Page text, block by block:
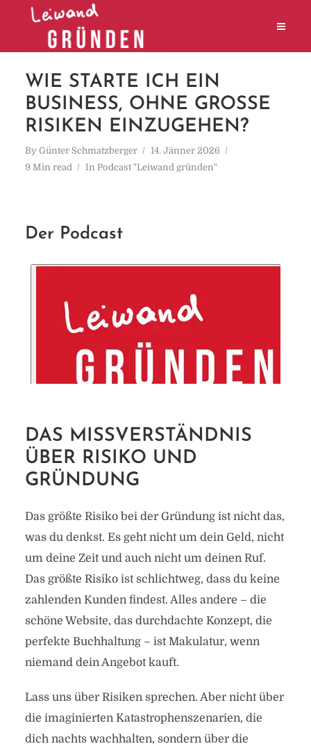
WIE STARTE ICH EIN
BUSINESS, OHNE GROSSE R
ISIKEN EINZUGEHEN?
By Günter Schmatzberger
14. Jänner 2026
9 Min read
In Podcast "Leiwand gründen"
Der Podcast
DAS MISSVERSTÄNDNIS
ÜBER RISIKO UND
GRÜNDUNG
Das größte Risiko bei der Gründung ist nicht das,
was du denkst. Es geht nicht um dein Geld, nicht
um deine Zeit und auch nicht um deinen Ruf.
Das größte Risiko ist schlichtweg, dass du keine
zahlenden Kunden findest. Alles andere – die
schöne Website, das durchdachte Konzept, die
perfekte Buchhaltung – ist Makulatur, wenn
niemand dein Angebot kauft.
Lass uns über Risiken sprechen. Aber nicht über
die imaginierten Katastrophenszenarien, die
dich nachts wachhalten, sondern über die